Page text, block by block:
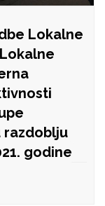
Lokalne
razdoblju
godine